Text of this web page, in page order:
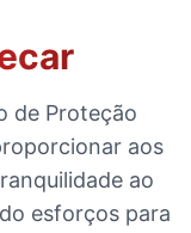
de Proteção
aos
ao
esforços para